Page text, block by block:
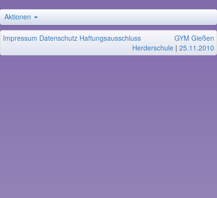
Aktionen
Impressum Datenschutz Haftungsausschluss
GYM Gießen
Herderschule | 25.11.2010